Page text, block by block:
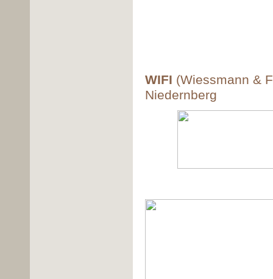
WIFI (Wiessmann &
Niedernberg